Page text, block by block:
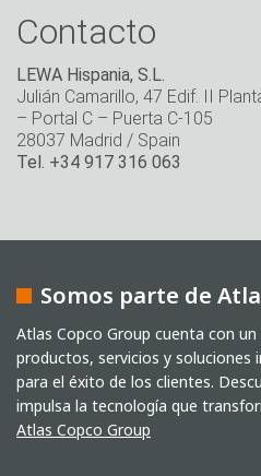
Contacto
LEWA Hispania, S.L.
Julián Camarillo, 47 Edif. II
– Portal C – Puerta C-105
28037 Madrid / Spain
Tel. +34 917 316 063
Somos parte de
Atlas Copco Group cuenta con
productos, servicios y soluciones
para el éxito de los clientes.
impulsa la tecnología que
Atlas Copco Group